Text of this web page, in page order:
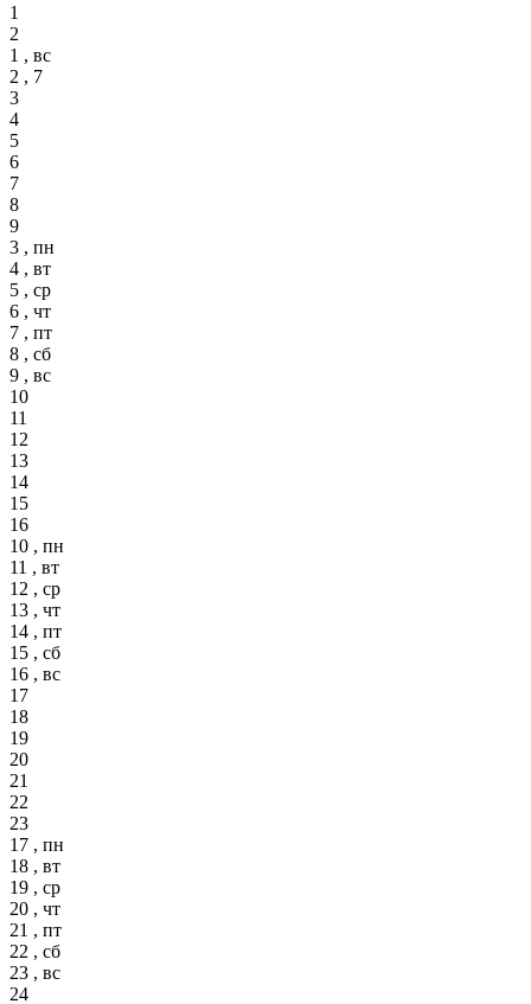
1
2
1 , вс
2 , 7
3
4
5
6
7
8
9
3 , пн
4 , вт
5 , ср
6 , чт
7 , пт
8 , сб
9 , вс
10
11
12
13
14
15
16
10 , пн
11 , вт
12 , ср
13 , чт
14 , пт
15 , сб
16 , вс
17
18
19
20
21
22
23
17 , пн
18 , вт
19 , ср
20 , чт
21 , пт
22 , сб
23 , вс
24